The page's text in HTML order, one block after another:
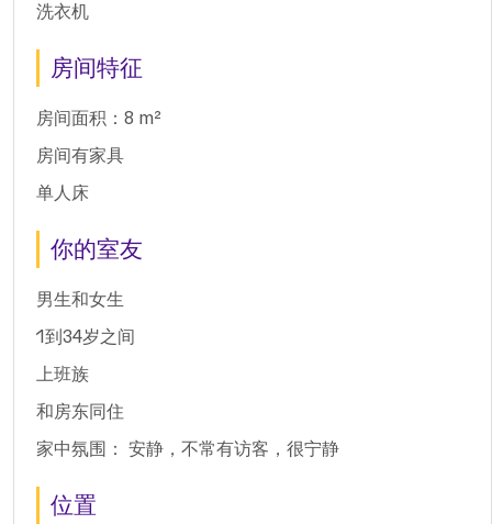
洗衣机
房间特征
房间面积：8 m²
房间有家具
单人床
你的室友
男生和女生
1到34岁之间
上班族
和房东同住
家中氛围： 安静，不常有访客，很宁静
位置